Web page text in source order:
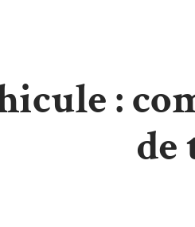
:
de